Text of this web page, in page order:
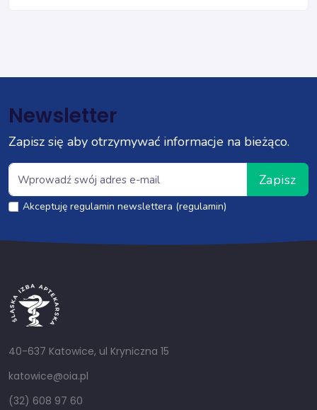
Newsletter
Zapisz się aby otrzymywać informacje na bieżąco.
Zapisz
Akceptuję regulamin newslettera (regulamin)
40-637 Katowice, ul Kryniczna 15
katowice@oia.pl
(32) 608 97 60